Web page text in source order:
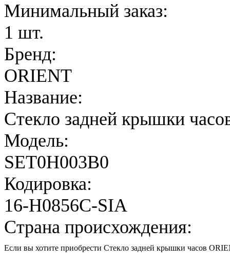
Минимальный заказ:
1 шт.
Бренд:
ORIENT
Название:
Стекло задней крышки
Модель:
SET0H003B0
Кодировка:
16-H0856C-SIA
Страна происхождения:
Если вы хотите приобрести Стекло задней крышки часов